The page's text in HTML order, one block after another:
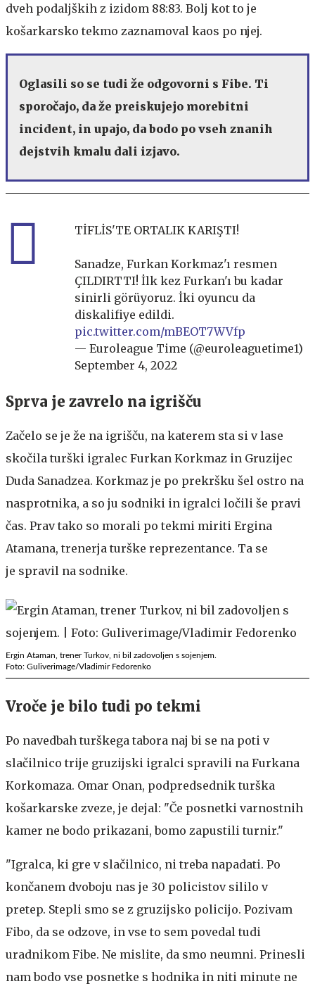
dveh podaljških z izidom 88:83. Bolj kot to je
košarkarsko tekmo zaznamoval kaos po njej.
Oglasili so se tudi že odgovorni s Fibe. Ti
sporočajo, da že preiskujejo morebitni
incident, in upajo, da bodo po vseh znanih
dejstvih kmalu dali izjavo.
TİFLİS'TE ORTALIK KARIŞTI!
Sanadze, Furkan Korkmaz'ı resmen
ÇILDIRTTI! İlk kez Furkan'ı bu kadar
sinirli görüyoruz. İki oyuncu da
diskalifiye edildi.
pic.twitter.com/mBEOT7WVfp
— Euroleague Time (@euroleaguetime1)
September 4, 2022
Sprva je zavrelo na igrišču
Začelo se je že na igrišču, na katerem sta si v lase
skočila turški igralec Furkan Korkmaz in Gruzijec
Duda Sanadzea. Korkmaz je po prekršku šel ostro na
nasprotnika, a so ju sodniki in igralci ločili še pravi
čas. Prav tako so morali po tekmi miriti Ergina
Atamana, trenerja turške reprezentance. Ta se
je spravil na sodnike.
Ergin Ataman, trener Turkov, ni bil zadovoljen s sojenjem.
Foto: Guliverimage/Vladimir Fedorenko
Vroče je bilo tudi po tekmi
Po navedbah turškega tabora naj bi se na poti v
slačilnico trije gruzijski igralci spravili na Furkana
Korkomaza. Omar Onan, podpredsednik turška
košarkarske zveze, je dejal: "Če posnetki varnostnih
kamer ne bodo prikazani, bomo zapustili turnir."
"Igralca, ki gre v slačilnico, ni treba napadati. Po
končanem dvoboju nas je 30 policistov sililo v
pretep. Stepli smo se z gruzijsko policijo. Pozivam
Fibo, da se odzove, in vse to sem povedal tudi
uradnikom Fibe. Ne mislite, da smo neumni. Prinesli
nam bodo vse posnetke s hodnika in niti minute ne